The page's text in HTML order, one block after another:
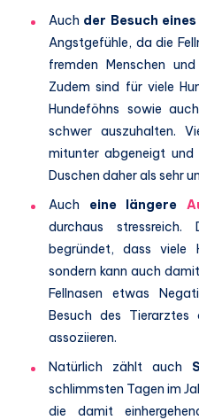
Auch der Besuch
Angstgefühle, da die
fremden Menschen
Zudem sind für viele
Hundeföhns sowie
schwer auszuhalten.
mitunter abgeneigt und
Duschen daher als sehr
Auch eine längere
durchaus
begründet, dass viele
sondern kann auch
Fellnasen etwas
Besuch des
assoziieren.
Natürlich zählt auch
schlimmsten Tagen im
die damit